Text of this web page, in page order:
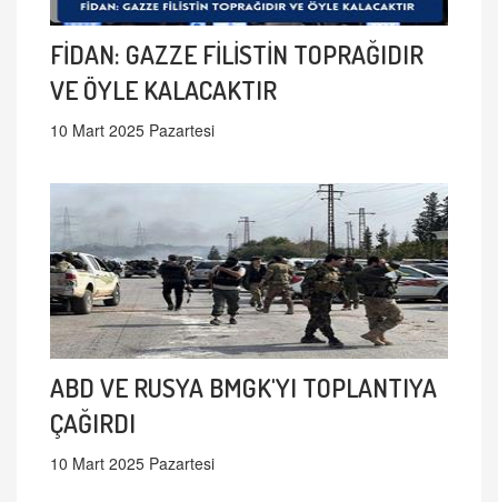
FİDAN: GAZZE FİLİSTİN TOPRAĞIDIR
VE ÖYLE KALACAKTIR
10 Mart 2025 Pazartesi
ABD VE RUSYA BMGK'YI TOPLANTIYA
ÇAĞIRDI
10 Mart 2025 Pazartesi